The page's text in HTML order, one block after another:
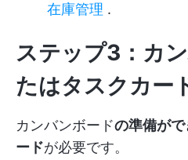
在庫管理 .
ステップ3：カ
たはタスクカー
カンバンボードの準備が
ードが必要です。